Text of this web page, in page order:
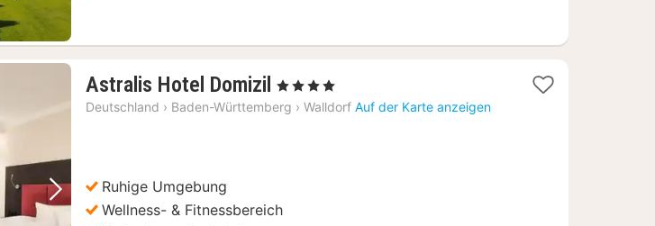
Nächstes Bild
Astralis Hotel Domizil 1
Nacht
, 4 Sterne
Deutschland › Baden-Württemberg › Walldorf Auf der Karte anzeigen
Ruhige Umgebung
Wellness- & Fitnessbereich